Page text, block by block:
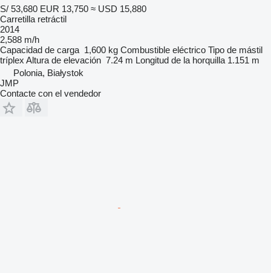
S/ 53,680 EUR 13,750 ≈ USD 15,880
Carretilla retráctil
2014
2,588 m/h
Capacidad de carga 1,600 kg Combustible eléctrico Tipo de mástil
tríplex Altura de elevación 7.24 m Longitud de la horquilla 1.151 m
Polonia, Białystok
JMP
Contacte con el vendedor